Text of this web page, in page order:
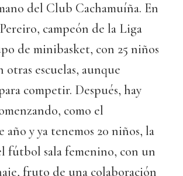
del Club Cachamuíña. En
campeón de la Liga
de minibasket, con 25 niños
escuelas, aunque
competir. Después, hay
como el
año y ya tenemos 20 niños, la
fútbol sala femenino, con un
fruto de una colaboración